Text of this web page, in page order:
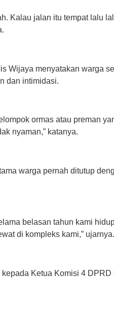
Kalau jalan itu tempat lalu
Wijaya menyatakan warga
dan intimidasi.
ormas atau preman
nyaman,” katanya.
warga pernah ditutup
belasan tahun kami
di kompleks kami,” ujarnya.
Ketua Komisi 4